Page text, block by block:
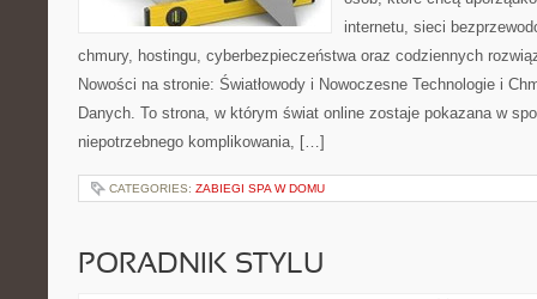
internetu, sieci
chmury, hostingu, cyberbezpieczeństwa oraz codziennych
Nowości na stronie: Światłowody i Nowoczesne Technologie i
Danych. To strona, w którym świat online zostaje pokazana w
niepotrzebnego komplikowania, […]
CATEGORIES: ZABIEGI SPA W DOMU
PORADNIK STYLU